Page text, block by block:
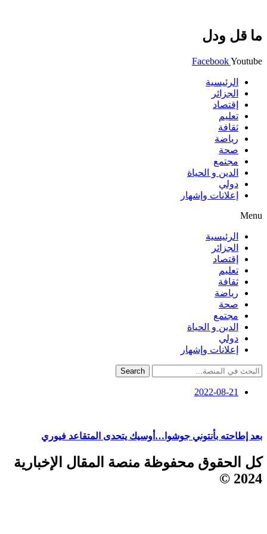
ما قل ودل
FacebookYoutube
الرئيسية
الجزائر
إقتصاد
تعليم
ثقافة
رياضة
صحة
مجتمع
الدين و الحياة
دولي
إعلانات وإشهار
Menu
الرئيسية
الجزائر
إقتصاد
تعليم
ثقافة
رياضة
صحة
مجتمع
الدين و الحياة
دولي
إعلانات وإشهار
Search
2022-08-21
بعد إطاحته بأنتوني جوشوا…أوسيك يتحدى المتقاعد فيوري
كل الحقوق محفوظة منصة المقال الإخبارية
2024 ©